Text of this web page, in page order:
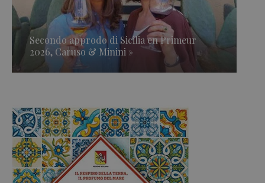
Secondo approdo di Sicilia en Primeur
2026, Caruso & Minini »